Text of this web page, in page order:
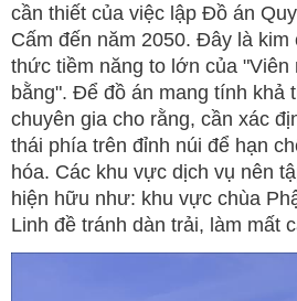
cần thiết của việc lập Đồ án
Cấm đến năm 2050. Đây là kim
thức tiềm năng to lớn của "Viên
bằng". Để đồ án mang tính khả
chuyên gia cho rằng, cần xác
thái phía trên đỉnh núi để hạn
hóa. Các khu vực dịch vụ nên
hiện hữu như: khu vực chùa
Linh đề tránh dàn trải, làm mất